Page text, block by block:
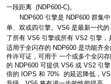
一段距离 (NDP600-C)。
NDP600 引擎是 NDP600群集
单、双或四引擎。VS6是最新一代的
了所有 VS6 引擎或所有 VS2 引擎，
适用于全闪存的 NDP600是功能齐
件许可证，可用于 一个或多个全闪
的 NDP600可提供 VS6或 VS2 引
倍的 IOPS和 70%的延迟降低，